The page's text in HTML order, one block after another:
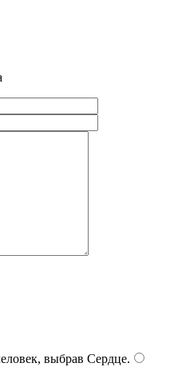
выбрав Сердце.